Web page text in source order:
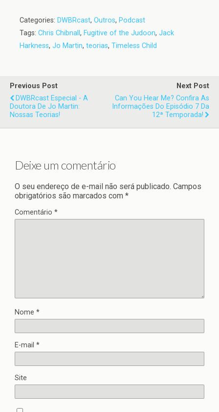
Categories: DWBRcast, Outros, Podcast
Tags: Chris Chibnall , Fugitive of the Judoon, Jack
Harkness, Jo Martin, teorias, Timeless Child
Previous Post
DWBRcast Especial - A
Doutora De Jo Martin:
Nossas Teorias!
Next Post
Can You Hear Me? Confira As
Informações Do Episódio 7 Da
12ª Temporada!
Deixe um comentário
O seu endereço de e-mail não será publicado. Campos
obrigatórios são marcados com *
Comentário *
Nome *
E-mail *
Site